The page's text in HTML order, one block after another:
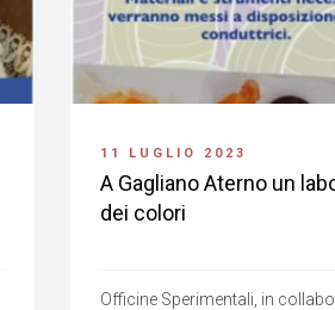
11 LUGLIO 2023
A Gagliano Aterno un
dei colori
Officine Sperimentali, in